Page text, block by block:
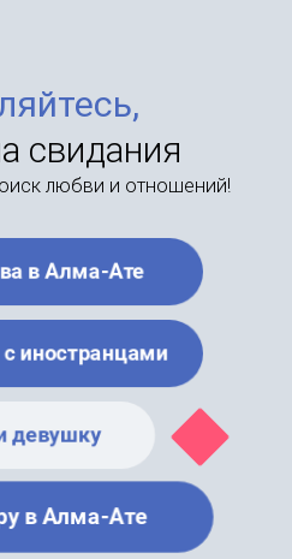
свидания
любви и отношений!
в Алма-Ате
иностранцами
девушку
в Алма-Ате